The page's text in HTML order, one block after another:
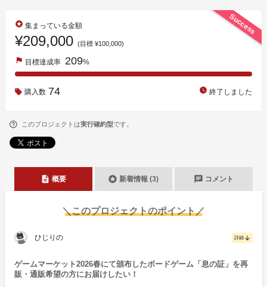
Success
stars 集まっている金額
¥209,000 (目標 ¥100,000)
flag 目標達成率 209%
購入数 74 watch_later 終了しました
このプロジェクトは実行確約型です。
description 概要 stars 新着情報 (3) chat コメント
＼このプロジェクトのポイント／
ひじりの 詳細 arrow_downward
ゲームマーケット2026春にて頒布したボードゲーム「息の証」を再
販・通販希望の方にお届けしたい！